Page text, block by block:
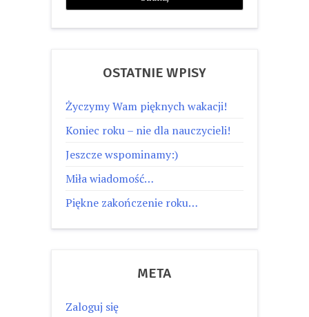
OSTATNIE WPISY
Życzymy Wam pięknych wakacji!
Koniec roku – nie dla nauczycieli!
Jeszcze wspominamy:)
Miła wiadomość…
Piękne zakończenie roku…
META
Zaloguj się